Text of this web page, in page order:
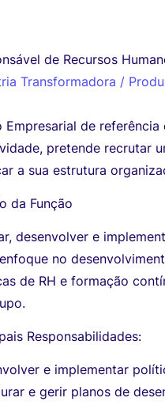
de Recursos
Transformadora /
Empresarial de
pretende recrutar
a sua estrutura
da Função
desenvolver e
no
de RH e formação
Responsabilidades:
e implementar
e gerir planos de